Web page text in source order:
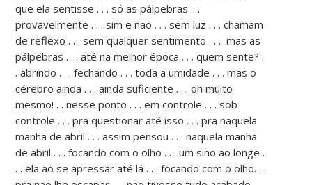
que ela sentisse . . . só as pálpebras. . .
provavelmente . . . sim e não . . . sem luz . . . chamam
de reflexo . . . sem qualquer sentimento . . . mas as
pálpebras . . . até na melhor época . . . quem sente? .
. abrindo . . . fechando . . . toda a umidade . . . mas o
cérebro ainda . . . ainda suficiente . . . oh muito
mesmo! . . nesse ponto . . . em controle . . . sob
controle . . . pra questionar até isso . . . pra naquela
manhã de abril . . . assim pensou . . . naquela manhã
de abril . . . focando com o olho . . . um sino ao longe .
. . ela ao se apressar até lá . . . focando com o olho. . .